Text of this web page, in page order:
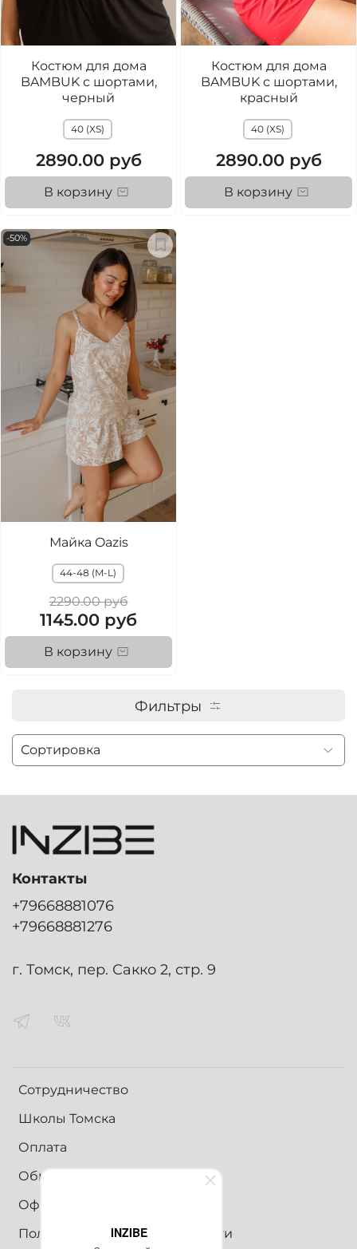
INZIBE
Костюм для дома
BAMBUK с шортами,
черный
40 (XS)
2890.00 руб
В корзину
Костюм для дома
BAMBUK с шортами,
красный
40 (XS)
2890.00 руб
В корзину
-50%
Майка Oazis
44-48 (M-L)
2290.00 руб
1145.00 руб
В корзину
Фильтры
Сотрудничество
Школы Томска
Оплата
Обмен и возврат
Оферта
Политика конфиденциальности
Контакты
+79668881076
+79668881276
г. Томск, пер. Сакко 2, стр. 9